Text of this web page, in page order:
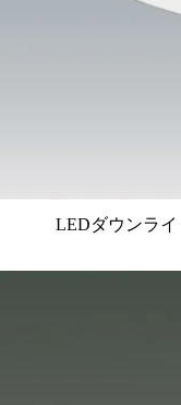
LEDダウンラ